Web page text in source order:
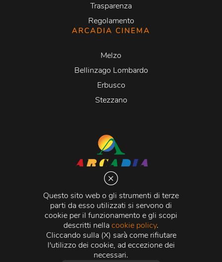
Questo sito web o gli strumenti di terze
parti da esso utilizzati si servono di
cookie per il funzionamento e gli scopi
descritti nellacookie policy.
Cliccando sulla (X) sarà come rifiutare
l'utilizzo dei cookie, ad eccezione dei
necessari.
Trasparenza
Regolamento
ARCADIA CINEMA
Melzo
Bellinzago Lombardo
Erbusco
Stezzano
Via Martiri della Libertà 20066 Melzo (MI)
C.C.I.A.A. - R.E.A di Milano n. 1427910
Registro delle Imprese di Milano n. 338392 -
Fiscale e Partita Iva11015840157 | Capitale Sociale
500.000,00 i.v.
Credits:Crea Informatica S.r.l. 2026 © Tutti i diritti
riservati.